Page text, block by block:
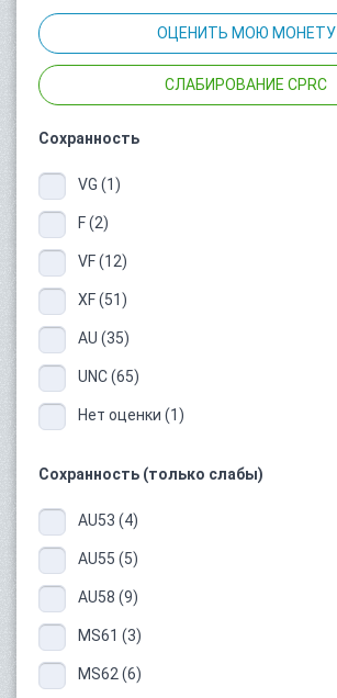
ОЦЕНИТЬ МОЮ МОНЕТУ
СЛАБИРОВАНИЕ CPRC
Сохранность
VG (1)
F (2)
VF (12)
XF (51)
AU (35)
UNC (65)
Нет оценки (1)
Сохранность (только слабы)
AU53 (4)
AU55 (5)
AU58 (9)
MS61 (3)
MS62 (6)